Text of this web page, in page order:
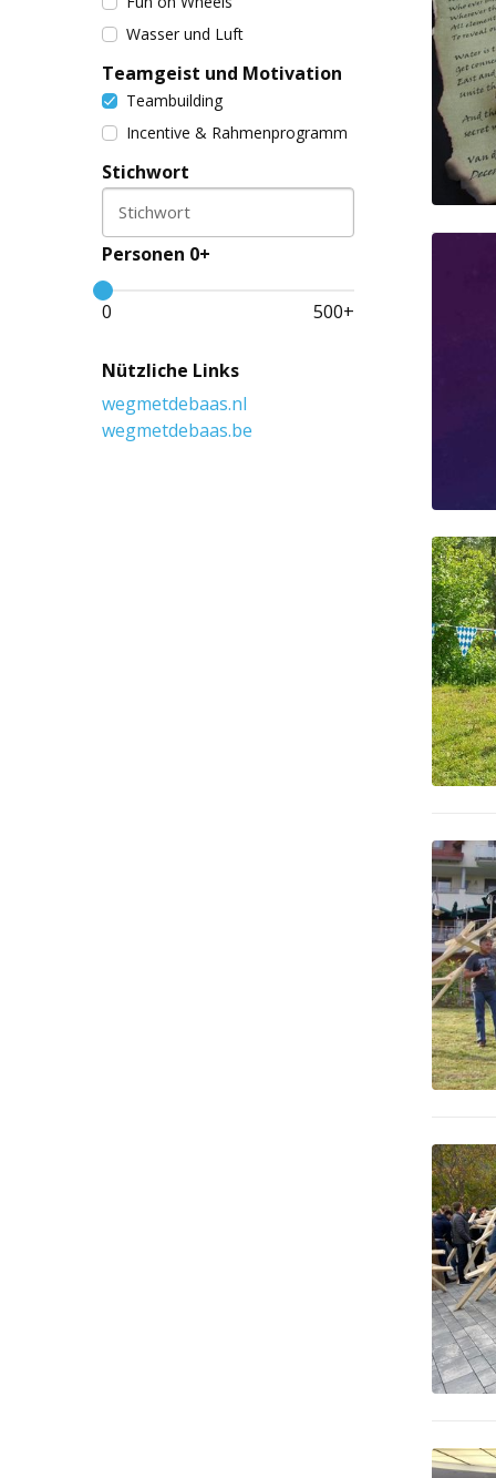
Wasser und Luft
Teamgeist und Motivation
Teambuilding
Incentive & Rahmenprogramm
Stichwort
Stichwort
Personen 0+
0 500+
Nützliche Links
wegmetdebaas.nl
wegmetdebaas.be